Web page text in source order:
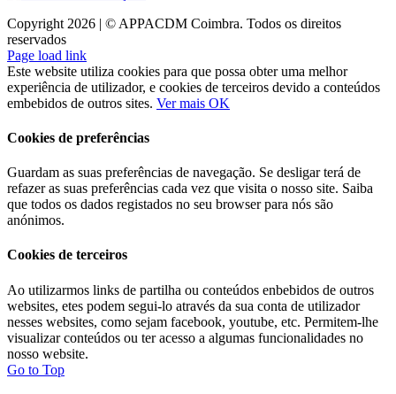
Copyright 2026 | © APPACDM Coimbra. Todos os direitos
reservados
Page load link
Este website utiliza cookies para que possa obter uma melhor
experiência de utilizador, e cookies de terceiros devido a conteúdos
embebidos de outros sites. Ver mais OK
Cookies de preferências
Guardam as suas preferências de navegação. Se desligar terá de
refazer as suas preferências cada vez que visita o nosso site. Saiba
que todos os dados registados no seu browser para nós são
anónimos.
Cookies de terceiros
Ao utilizarmos links de partilha ou conteúdos enbebidos de outros
websites, etes podem segui-lo através da sua conta de utilizador
nesses websites, como sejam facebook, youtube, etc. Permitem-lhe
visualizar conteúdos ou ter acesso a algumas funcionalidades no
nosso website.
Go to Top